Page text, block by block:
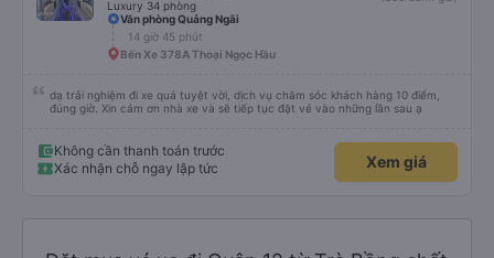
Luxury 34 phòng
Văn phòng Quảng Ngãi
14 giờ 45 phút
Bến Xe 378A Thoại Ngọc Hầu
dạ trải nghiệm đi xe quá tuyệt vời, dịch vụ chăm sóc khách hàng 10 điểm,
đúng giờ. Xin cảm ơn nhà xe và sẽ tiếp tục đặt vé vào những lần sau ạ
Không cần thanh toán trước
Xác nhận chỗ ngay lập tức
Xem giá